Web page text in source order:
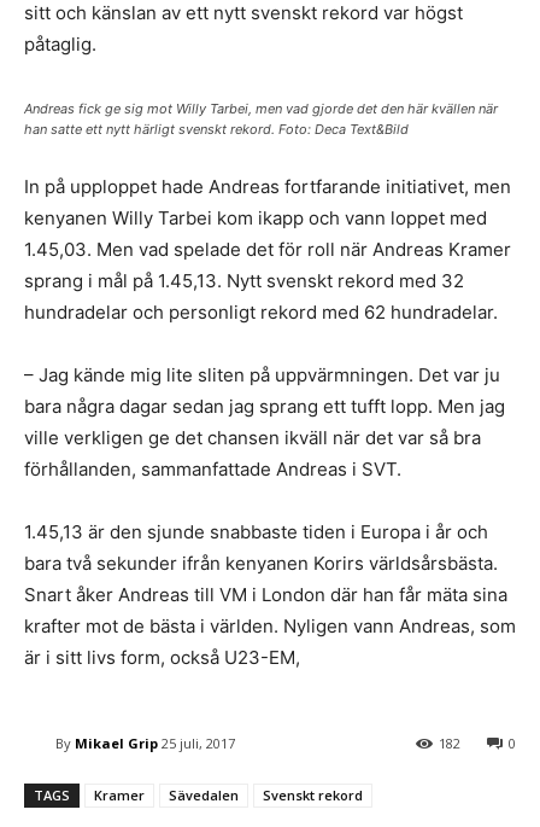
sitt och känslan av ett nytt svenskt rekord var högst
påtaglig.
Andreas fick ge sig mot Willy Tarbei, men vad gjorde det den här kvällen när
han satte ett nytt härligt svenskt rekord. Foto: Deca Text&Bild
In på upploppet hade Andreas fortfarande initiativet, men
kenyanen Willy Tarbei kom ikapp och vann loppet med
1.45,03. Men vad spelade det för roll när Andreas Kramer
sprang i mål på 1.45,13. Nytt svenskt rekord med 32
hundradelar och personligt rekord med 62 hundradelar.
– Jag kände mig lite sliten på uppvärmningen. Det var ju
bara några dagar sedan jag sprang ett tufft lopp. Men jag
ville verkligen ge det chansen ikväll när det var så bra
förhållanden, sammanfattade Andreas i SVT.
1.45,13 är den sjunde snabbaste tiden i Europa i år och
bara två sekunder ifrån kenyanen Korirs världsårsbästa.
Snart åker Andreas till VM i London där han får mäta sina
krafter mot de bästa i världen. Nyligen vann Andreas, som
är i sitt livs form, också U23-EM,
By Mikael Grip 25 juli, 2017 0
182
TAGS Kramer Sävedalen Svenskt rekord